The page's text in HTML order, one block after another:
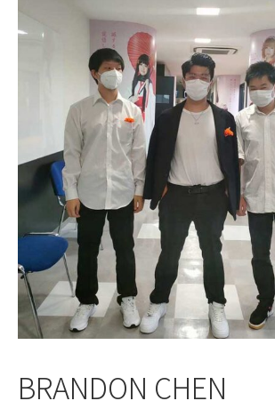
BRANDON CHEN